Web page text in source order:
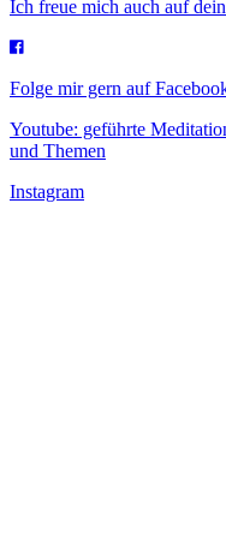
Ich freue mich auch auf
Folge mir gern auf
Youtube: geführte
und Themen
Instagram